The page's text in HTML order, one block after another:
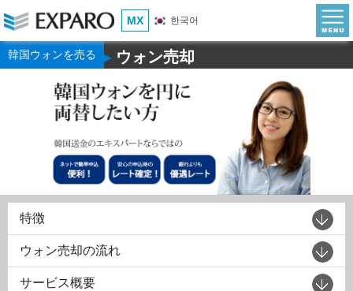
MX 한국어
韓国ウォンを売る ▶ウォン売却
特徴
ウォン売却の流れ
サービス概要